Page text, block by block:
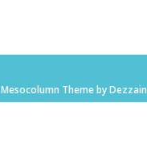
Mesocolumn Theme by Dezzain